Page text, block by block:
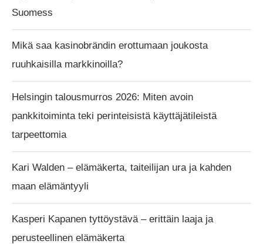
Suomess
Mikä saa kasinobrändin erottumaan joukosta
ruuhkaisilla markkinoilla?
Helsingin talousmurros 2026: Miten avoin
pankkitoiminta teki perinteisistä käyttäjätileistä
tarpeettomia
Kari Walden – elämäkerta, taiteilijan ura ja kahden
maan elämäntyyli
Kasperi Kapanen tyttöystävä – erittäin laaja ja
perusteellinen elämäkerta